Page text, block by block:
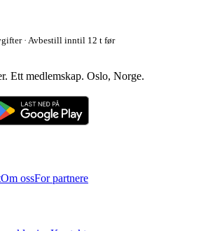
· Avbestill inntil 12 t før
Ett medlemskap. Oslo, Norge.
Om ossFor partnere